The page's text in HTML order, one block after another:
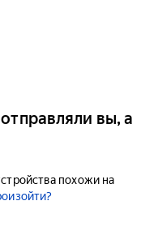
вы, а
похожи на